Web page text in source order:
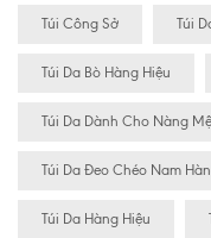
Túi Công Sở Túi
Túi Da Bò Hàng Hiệu
Túi Da Dành Cho Nàng
Túi Da Đeo Chéo Nam
Túi Da Hàng Hiệu